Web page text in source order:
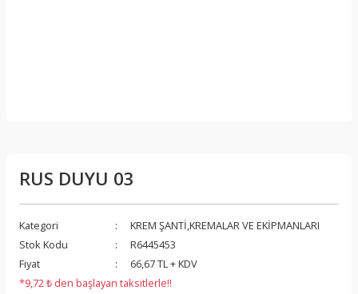
RUS DUYU 03
Kategori
KREM ŞANTİ,KREMALAR VE EKİPMANLARI
Stok Kodu
R6445453
Fiyat
66,67 TL + KDV
*9,72 ₺ den başlayan taksitlerle!!